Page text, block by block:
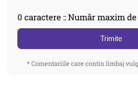
0 caractere :: Număr maxim
Trimite
* Comentariile care contin limbaj